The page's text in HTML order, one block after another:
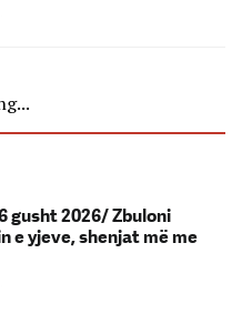
gusht 2026/ Zbuloni
e yjeve, shenjat më me